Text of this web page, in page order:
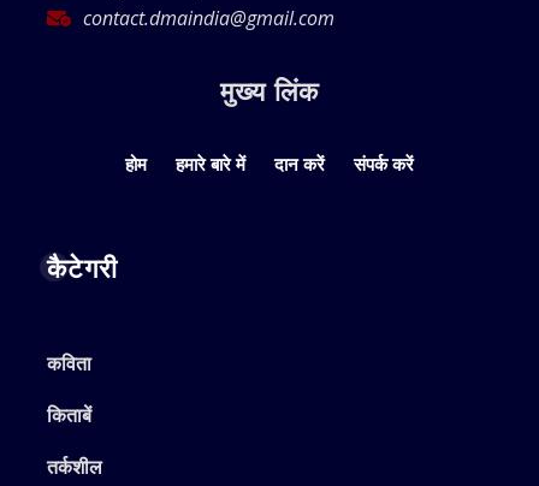
contact.dmaindia@gmail.com
मुख्य लिंक
होम हमारे बारे में दान करें संपर्क करें
कैटेगरी
कविता
किताबें
तर्कशील